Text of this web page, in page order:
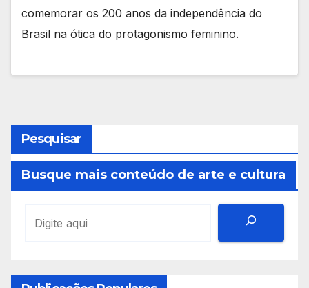
comemorar os 200 anos da independência do
Brasil na ótica do protagonismo feminino.
Pesquisar
Busque mais conteúdo de arte e cultura